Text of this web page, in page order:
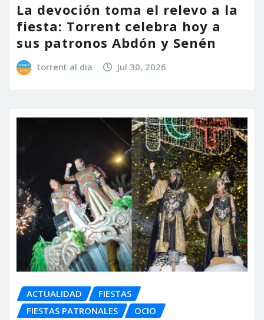
La devoción toma el relevo a la
fiesta: Torrent celebra hoy a
sus patronos Abdón y Senén
torrent al dia Jul 30, 2026
ACTUALIDAD
FIESTAS
FIESTAS PATRONALES
OCIO